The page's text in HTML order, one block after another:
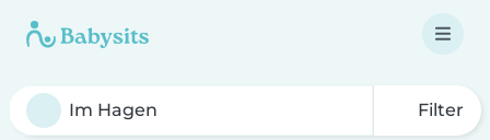
Filter